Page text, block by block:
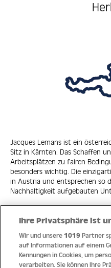
Jacques Lemans ist ein
Sitz in Kärnten. Das Schaffen
Arbeitsplätzen zu fairen
besonders wichtig. Die
in Austria und entsprechen so
Nachhaltigkeit aufgebauten
Quick Links
Ihre Privatsphäre ist
Wir und unsere1019 Partner
auf Informationen auf einem
Kennungen in Cookies, um
verarbeiten. Sie können Ihre